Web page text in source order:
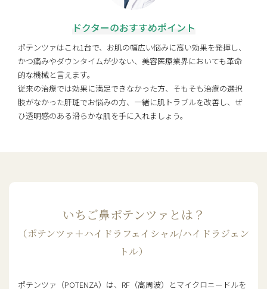
ドクターのおすすめポイント
ポテンツァはこれ1台で、お肌の幅広い悩みに高い効果を発揮し、
かつ痛みやダウンタイムが少ない、美容医療業界においても革命
的な機械と言えます。
従来の治療では効果に満足できなかった方、そもそも治療の選択
肢がなかった肝斑でお悩みの方、一緒に肌トラブルを改善し、ぜ
ひ透明感のある滑らかな肌を手に入れましょう。
いちご鼻ポテンツァとは？
（ポテンツァ＋ハイドラフェイシャル/ハイドラジェン
トル）
ポテンツァ（POTENZA）は、RF（高周波）とマイクロニードルを